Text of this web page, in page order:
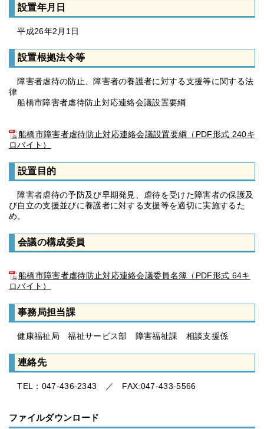
設置年月日
平成26年2月1日
設置根拠法令等
障害者虐待の防止、障害者の養護者に対する支援等に関する法
律
船橋市障害者虐待防止対応連絡会議設置要綱
船橋市障害者虐待防止対応連絡会議設置要綱（PDF形式 240キ
ロバイト）
設置目的
障害者虐待の予防及び早期発見、虐待を受けた障害者の保護及
び自立の支援並びに養護者に対する支援等を適切に実施するた
め。
会議の構成委員
船橋市障害者虐待防止対応連絡会議委員名簿（PDF形式 64キ
ロバイト）
事務局担当課
健康福祉局 福祉サービス部 障害福祉課 相談支援係
連絡先
TEL：047-436-2343 ／ FAX:047-433-5566
ファイルダウンロード